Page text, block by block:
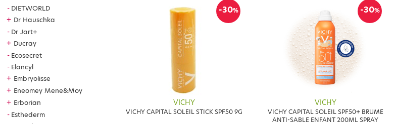
DIETWORLD
+ Dr Hauschka
Dr Jart+
+ Ducray
Ecosecret
Elancyl
+ Embryolisse
+ Eneomey Mene&Moy
+ Erborian
Esthederm
-30%
VICHY
VICHY CAPITAL SOLEIL STICK SPF50 9G
-30%
VICHY
VICHY CAPITAL SOLEIL SPF50+ BRUME
ANTI-SABLE ENFANT 200ML SPRAY